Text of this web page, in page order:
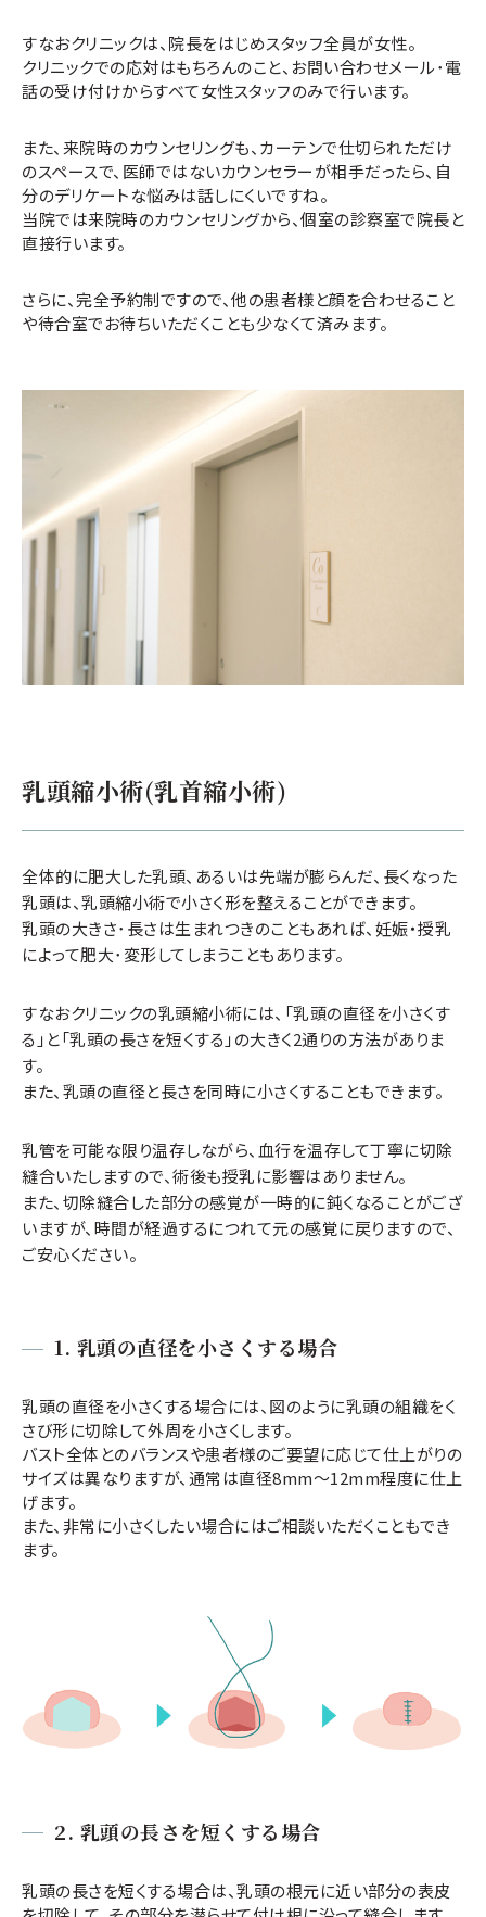
すなおクリニックは、院長をはじめスタッフ全員が女性。
クリニックでの応対はもちろんのこと、お問い合わせメール･電
話の受け付けからすべて女性スタッフのみで行います。
また、来院時のカウンセリングも、カーテンで仕切られただけ
のスペースで、医師ではないカウンセラーが相手だったら、自
分のデリケートな悩みは話しにくいですね。
当院では来院時のカウンセリングから、個室の診察室で院長と
直接行います。
さらに、完全予約制ですので、他の患者様と顔を合わせること
や待合室でお待ちいただくことも少なくて済みます。
乳頭縮小術(乳首縮小術)
全体的に肥大した乳頭、あるいは先端が膨らんだ、長くなった
乳頭は、乳頭縮小術で小さく形を整えることができます。
乳頭の大きさ･長さは生まれつきのこともあれば、妊娠・授乳
によって肥大･変形してしまうこともあります。
すなおクリニックの乳頭縮小術には、「乳頭の直径を小さくす
る」と「乳頭の長さを短くする」の大きく2通りの方法がありま
す。
また、乳頭の直径と長さを同時に小さくすることもできます。
乳管を可能な限り温存しながら、血行を温存して丁寧に切除
縫合いたしますので、術後も授乳に影響はありません。
また、切除縫合した部分の感覚が一時的に鈍くなることがござ
いますが、時間が経過するにつれて元の感覚に戻りますので、
ご安心ください。
1. 乳頭の直径を小さくする場合
乳頭の直径を小さくする場合には、図のように乳頭の組織をく
さび形に切除して外周を小さくします。
バスト全体とのバランスや患者様のご要望に応じて仕上がりの
サイズは異なりますが、通常は直径8mm～12mm程度に仕上
げます。
また、非常に小さくしたい場合にはご相談いただくこともでき
ます。
2. 乳頭の長さを短くする場合
乳頭の長さを短くする場合は、乳頭の根元に近い部分の表皮